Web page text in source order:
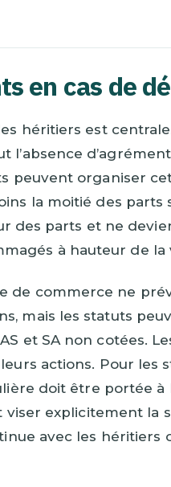
en cas de
héritiers est
l’absence
peuvent organiser
la moitié des parts
des parts et ne
à hauteur de la
de commerce ne
mais les statuts
et SA non cotées.
actions. Pour les
doit être portée à
explicitement la
avec les héritiers